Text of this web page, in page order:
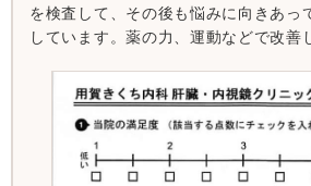
を検査して、その後も悩みに向きあっ
しています。薬の力、運動などで改善